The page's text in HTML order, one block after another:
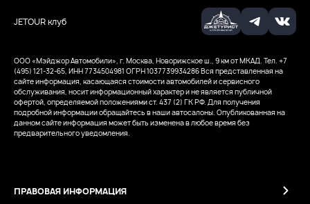
JETOUR клуб
ООО «Мэйджор Автомобили», г. Москва, Новорижское ш., 9 км от МКАД. Тел. +7
(495) 121-32-65, ИНН 7734504981 ОГРН 1037739934286Вся представленная на
сайте информация, касающаяся стоимости автомобилей и сервисного
обслуживания, носит информационный характер и не является публичной
офертой, определяемой положениями ст. 437 (2) ГК РФ. Для получения
подробной информации обращайтесь в наши автосалоны. Опубликованная на
данном сайте информация может быть изменена в любое время без
предварительного уведомления.
ПРАВОВАЯ ИНФОРМАЦИЯ